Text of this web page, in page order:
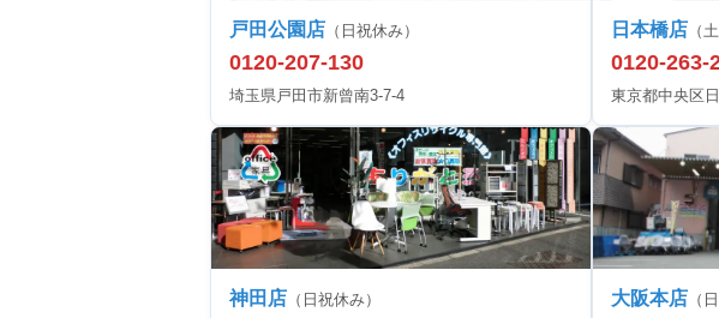
戸田公園店 （日祝休み）
0120-207-130
埼玉県戸田市新曾南3-7-4
日本橋店 （
0120-263-
東京都中央区
神田店 （日祝休み） 大阪本店 （